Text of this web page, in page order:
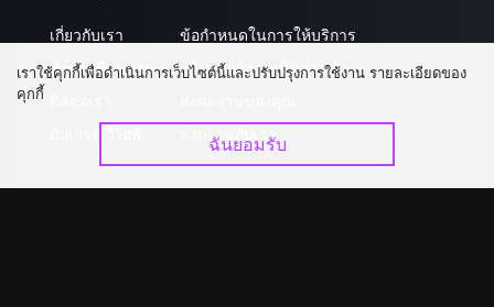
เกี่ยวกับเรา
คำถามที่พบบ่อย
ข้อกำหนดในการให้บริการ
นโยบายความเป็นส่วนตัว
ร่วมงานกับเรา
เราใช้คุกกี้เพื่อดำเนินการเว็บไซต์นี้และปรับปรุงการใช้งาน รายละเอียดของ
คุกกี้
ฉันยอมรับ